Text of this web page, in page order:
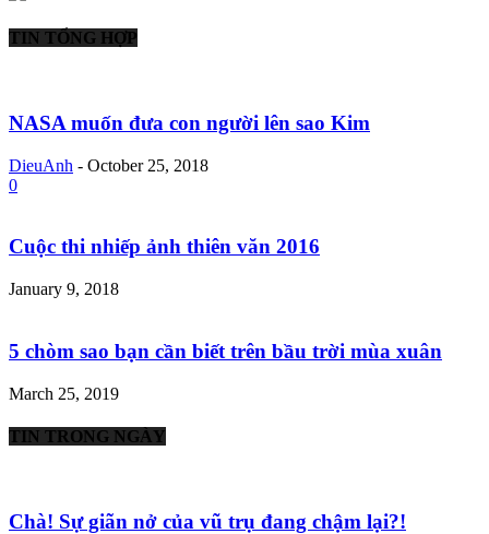
TIN TỔNG HỢP
NASA muốn đưa con người lên sao Kim
DieuAnh - October 25, 2018
0
Cuộc thi nhiếp ảnh thiên văn 2016
January 9, 2018
5 chòm sao bạn cần biết trên bầu trời mùa xuân
March 25, 2019
TIN TRONG NGÀY
Chà! Sự giãn nở của vũ trụ đang chậm lại?!